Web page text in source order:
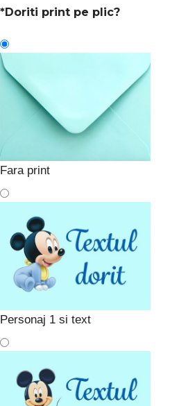
*Doriti print pe plic?
Fara print
Personaj 1 si text